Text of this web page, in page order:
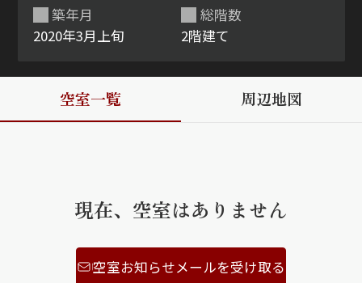
ルームツアー 動画ギャラリー
らくらく内見
シャーメゾンライフサポート
築年月
2020年3月上旬
総階数
2階建て
空室一覧 周辺地図
現在、空室はありません
空室お知らせメールを受け取る